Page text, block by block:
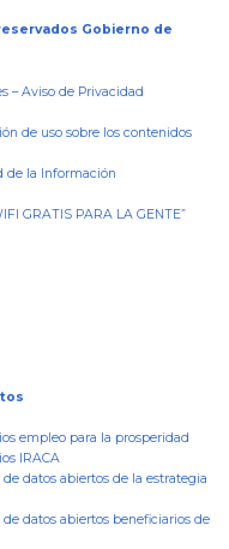
Gobierno de
–Aviso de Privacidad
de uso sobre los contenidos
de la Información
GRATIS PARA LA GENTE”
empleo para la prosperidad
IRACA
datos abiertos de la estrategia
datos abiertos beneficiarios de